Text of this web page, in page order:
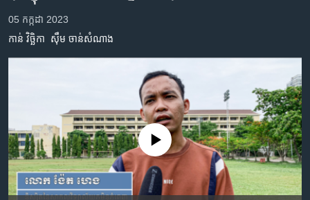
ទំព័រ​
ព័ត៌មាន​​
ទៅ​
ទំព័រ​
រចនា
សម្ព័ន្ធ​
ហេឡូវីអូអេ
កម្ពុជាច្នៃប្រតិដ្ឋ
វិទ្យុ / ផតខាសថ៍
កម្មវិធីទាំងអស់
Khmer English
05 កក្កដា 2023
កាន់ វិច្ឆិកា
ស៊ឹម ចាន់សំណាង
No media source currently available